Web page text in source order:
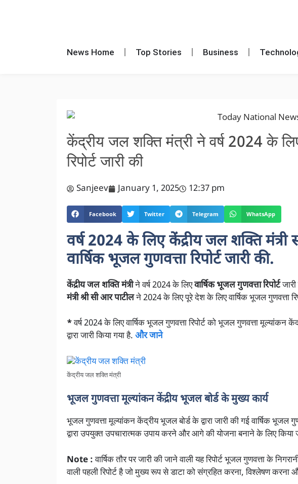
News Home Top Stories Business
केंद्रीय जल शक्ति मंत्री ने वर्ष 2024 के
रिपोर्ट जारी की
Sanjeev January 1, 2025 12:37 pm
Facebook Twitter Telegram WhatsApp
वर्ष 2024 के लिए केंद्रीय जल शक्ति
वार्षिक भूजल गुणवत्ता रिपोर्ट जारी की.
केंद्रीय जल शक्ति मंत्रीने वर्ष 2024 के लिएवार्षिक भूजल गुणवत्ता रिपोर्ट
मंत्री श्री सी आर पाटीलने 2024 के लिए पूरे देश के लिए वार्षिक भूजल गुणवत्ता
*वर्ष 2024 के लिए वार्षिक भूजल गुणवत्ता रिपोर्ट को भूजल गुणवत्ता मूल्यांकन
द्वारा जारी किया गया है. और जाने
केंद्रीय जल शक्ति मंत्री
भूजल गुणवत्ता मूल्यांकन केंद्रीय भूजल बोर्ड के मुख्य कार्य
भूजल गुणवत्ता मूल्यांकन केंद्रीय भूजल बोर्ड के द्वारा जारी की गई वार्षिक भूजल
द्वारा उपयुक्त उपचारात्मक उपाय करने और आगे की योजना बनाने के लिए
Note :वार्षिक तौर पर जारी की जाने वाली यह रिपोर्ट भूजल गुणवत्ता के
वाली पहली रिपोर्ट है जो मुख्य रूप से डाटा को संग्रहित करना, विश्लेषण